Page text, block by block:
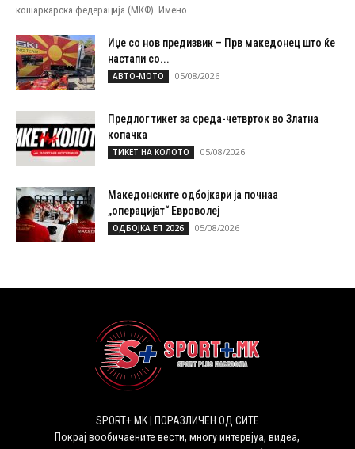
кошаркарска федерација (МКФ). Имено...
Иџе со нов предизвик – Прв македонец што ќе
настапи со...
АВТО-МОТО 05/08/2026
Предлог тикет за среда-четврток во Златна
копачка
ТИКЕТ НА КОЛОТО 05/08/2026
Македонските одбојкари ја почнаа
„операцијат“ Евроволеј
ОДБОЈКА ЕП 2026 05/08/2026
SPORT+ MK | ПОРАЗЛИЧЕН ОД СИТЕ
Покрај вообичаените вести, многу интервјуа, видеа,